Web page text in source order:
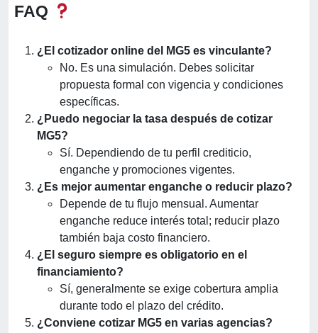
FAQ
¿El cotizador online del MG5 es vinculante?
No. Es una simulación. Debes solicitar
propuesta formal con vigencia y condiciones
específicas.
¿Puedo negociar la tasa después de cotizar
MG5?
Sí. Dependiendo de tu perfil crediticio,
enganche y promociones vigentes.
¿Es mejor aumentar enganche o reducir plazo?
Depende de tu flujo mensual. Aumentar
enganche reduce interés total; reducir plazo
también baja costo financiero.
¿El seguro siempre es obligatorio en el
financiamiento?
Sí, generalmente se exige cobertura amplia
durante todo el plazo del crédito.
¿Conviene cotizar MG5 en varias agencias?